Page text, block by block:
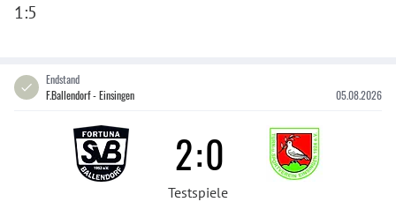
1:5
Endstand
F.Ballendorf - Einsingen
05.08.2026
2:0
Testspiele